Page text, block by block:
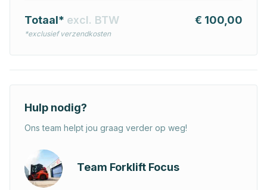
Totaal* excl. BTW
*exclusief verzendkosten
€ 100,00
Hulp nodig?
Ons team helpt jou graag verder op weg!
Team Forklift Focus